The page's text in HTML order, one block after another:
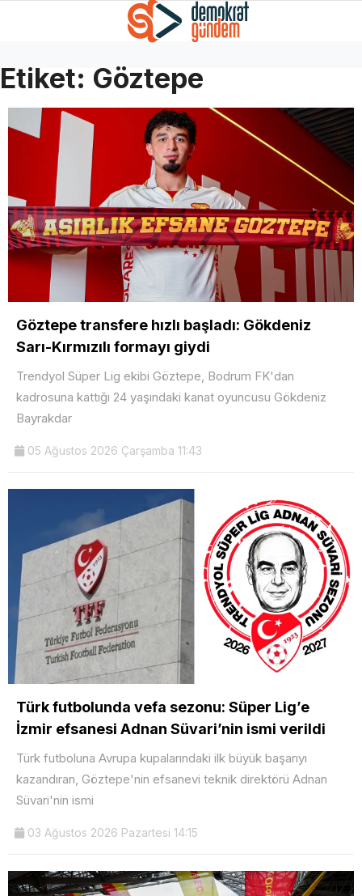
Etiket: Göztepe
Göztepe transfere hızlı başladı: Gökdeniz
Sarı-Kırmızılı formayı giydi
Trendyol Süper Lig ekibi Göztepe, Bodrum FK'dan
kadrosuna kattığı 24 yaşındaki kanat oyuncusu Gökdeniz
Bayrakdar
05 Ağustos 2026 Çarşamba 11:43
Türk futbolunda vefa sezonu: Süper Lig’e
İzmir efsanesi Adnan Süvari’nin ismi verildi
Türk futboluna Avrupa kupalarındaki ilk büyük başarıyı
kazandıran, Göztepe'nin efsanevi teknik direktörü Adnan
Süvari'nin ismi
03 Ağustos 2026 Pazartesi 14:15